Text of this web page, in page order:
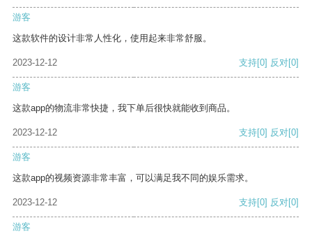
游客
这款软件的设计非常人性化，使用起来非常舒服。
2023-12-12 支持[0] 反对[0]
游客
这款app的物流非常快捷，我下单后很快就能收到商品。
2023-12-12 支持[0] 反对[0]
游客
这款app的视频资源非常丰富，可以满足我不同的娱乐需求。
2023-12-12 支持[0] 反对[0]
游客